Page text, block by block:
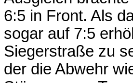
6:5 in Front. Als
sogar auf 7:5
Siegerstraße zu
der die Abwehr